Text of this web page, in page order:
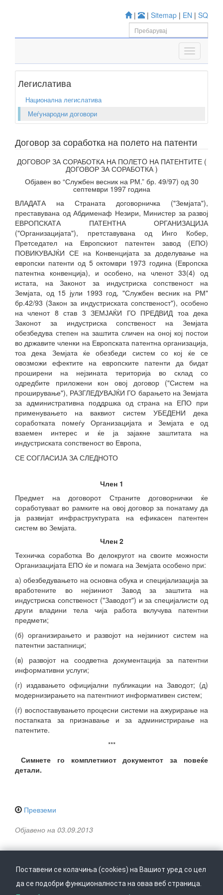
| | Sitemap | EN | SQ
Легислатива
Национална легислатива
Меѓународни договори
Договор за соработка на полето на патенти
ДОГОВОР ЗА СОРАБОТКА НА ПОЛЕТO НА ПАТЕНТИТЕ (
ДОГОВОР ЗА СОРАБОТКА )
Објавен во “Службен весник на РМ.” бр. 49/97) од 30
септември 1997 година
ВЛАДАТА на Страната договорничка ("Земјата"),
преставувана од Абдименаф Незири, Министер за развој
ЕВРОПСКАТА ПАТЕНТНА ОРГАНИЗАЦИЈА
("Организацијата"), претставувана од Инго Кобер,
Претседател на Европскиот патентен завод (ЕПО)
ПОВИКУВАЈЌИ СЕ на Конвенцијата за доделување на
европски патенти од 5 октомври 1973 година (Европска
патентна конвенција), и особено, на членот 33(4) од
истата, на Законот за индустриска сопственост на
Земјата, од 15 јули 1993 год, "Службен весник на РМ"
бр.42/93 (3акон за индустриската сопственост"), особено
на членот 8 став 3 ЗЕМЈАЌИ ГО ПРЕДВИД тоа дека
Законот за индустриска сопственост на Земјата
обезбедува степен на заштита сличен на оној кој постои
во државите членки на Европската патентна организација,
тоа дека Земјата ќе обезбеди систем со кој ќе се
овозможи ефектите на европските патенти да бидат
проширени на нејзината територија во склад со
одредбите приложени кон овој договор ("Систем на
проширување"), РАЗГЛЕДУВАЈЌИ ГО барањето на Земјата
за административна поддршка од страна на ЕПО при
применувањето на ваквиот систем УБЕДЕНИ дека
соработката помеѓу Организацијата и Земјата е од
взаемен интерес и ќе ја зајакне заштитата на
индустриската сопственост во Европа,
СЕ СОГЛАСИЈА ЗА СЛЕДНОТО
Член 1
Предмет на договорот Страните договорнички ќе
соработуваат во рамките на овој договор за понатаму да
ја развијат инфраструктурата на ефикасен патентен
систем во Земјата.
Член 2
Техничка соработка Во делокругот на своите можности
Организацијата ЕПО ќе и помага на Земјата особено при:
а) обезбедувањето на основна обука и специјализација за
вработените во нејзиниот Завод за заштита на
индустриска сопственост ("Заводот") и за специјалисти од
други владини тела чија работа вклучува патентни
предмети;
(б) организирањето и развојот на нејзиниот систем на
патентни застапници;
(в) развојот на соодветна документација за патентни
информативни услуги;
(г) издавањето официјални публикации на Заводот; (д)
модернизирањето на патентниот информативен систем;
(ѓ) воспоставувањето процесни системи на ажурирање на
постапката за признавање и за администрирање на
патентите.
***
Симнете го комплетниот документот за повеќе
детали.
Превземи
Објавено на 03.09.2013
Поставени се колачиња (cookies) на Вашиот уред со цел
да се подобри функционалноста на оваа веб страница.